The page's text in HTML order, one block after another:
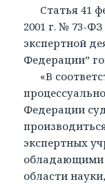
Статья 41
2001 г. № 73-
экспертной
Федерации”
«В
Федерации
экспертных
обладающими
области